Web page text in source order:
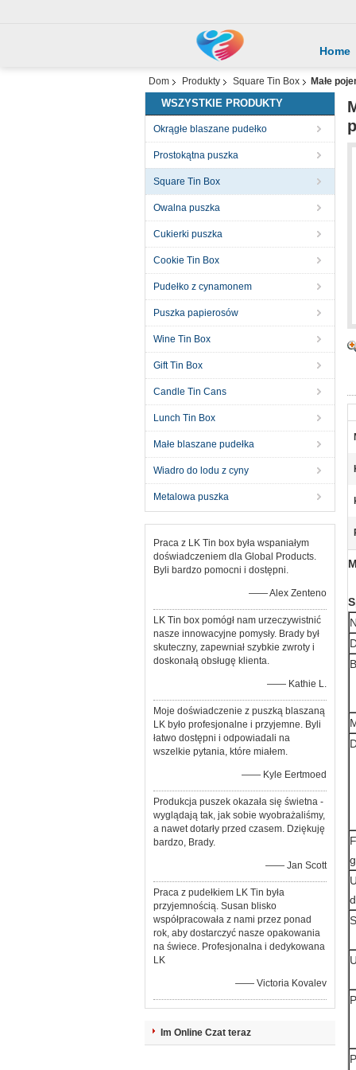
Home
Dom Produkty Square Tin Box Małe
WSZYSTKIE PRODUKTY
Okrągłe blaszane pudełko
Prostokątna puszka
Square Tin Box
Owalna puszka
Cukierki puszka
Cookie Tin Box
Pudełko z cynamonem
Puszka papierosów
Wine Tin Box
Gift Tin Box
Candle Tin Cans
Lunch Tin Box
Małe blaszane pudełka
Wiadro do lodu z cyny
Metalowa puszka
Praca z LK Tin box była wspaniałym
doświadczeniem dla Global Products.
Byli bardzo pomocni i dostępni.
—— Alex Zenteno
LK Tin box pomógł nam urzeczywistnić
nasze innowacyjne pomysły. Brady był
skuteczny, zapewniał szybkie zwroty i
doskonałą obsługę klienta.
—— Kathie L.
Moje doświadczenie z puszką blaszaną
LK było profesjonalne i przyjemne. Byli
łatwo dostępni i odpowiadali na
wszelkie pytania, które miałem.
—— Kyle Eertmoed
Produkcja puszek okazała się świetna -
wyglądają tak, jak sobie wyobrażaliśmy,
a nawet dotarły przed czasem. Dziękuję
bardzo, Brady.
—— Jan Scott
Praca z pudełkiem LK Tin była
przyjemnością. Susan blisko
współpracowała z nami przez ponad
rok, aby dostarczyć nasze opakowania
na świece. Profesjonalna i dedykowana
LK
—— Victoria Kovalev
Im Online Czat teraz